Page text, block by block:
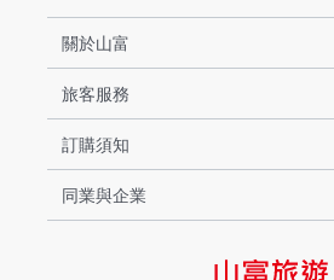
關於山富
旅客服務
訂購須知
同業與企業